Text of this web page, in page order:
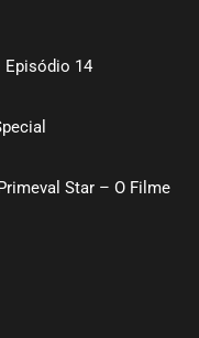
Episódio 14
Star – O Filme